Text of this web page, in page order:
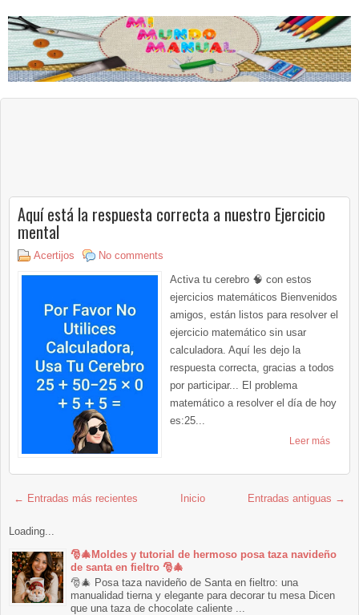
Aquí está la respuesta correcta a nuestro Ejercicio
mental
Acertijos
No comments
Activa tu cerebro 🧠 con estos
ejercicios matemáticos Bienvenidos
amigos, están listos para resolver el
ejercicio matemático sin usar
calculadora. Aquí les dejo la
respuesta correcta, gracias a todos
por participar... El problema
matemático a resolver el día de hoy
es:25...
Leer más
← Entradas más recientes Entradas antiguas →
Inicio
Loading...
🎅🎄Moldes y tutorial de hermoso posa taza navideño
de santa en fieltro 🎅🎄
🎅🎄 Posa taza navideño de Santa en fieltro: una
manualidad tierna y elegante para decorar tu mesa Dicen
que una taza de chocolate caliente ...